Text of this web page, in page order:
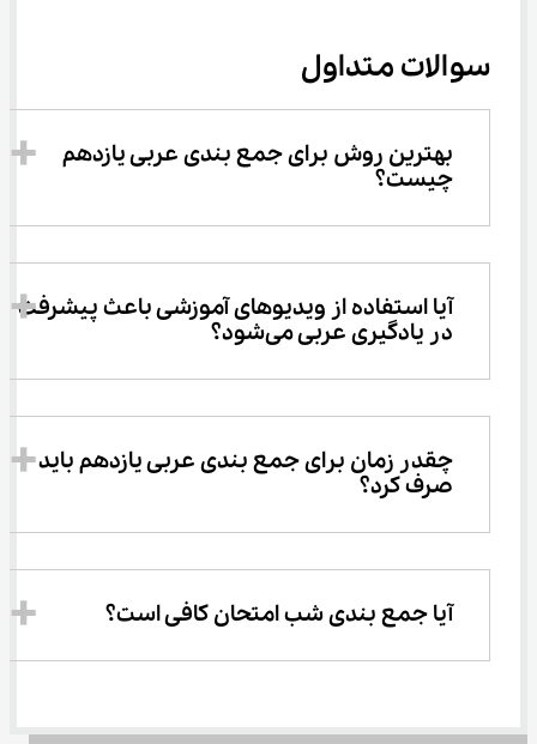
سوالات متداول
بهترین روش برای جمع بندی عربی یازدهم
چیست؟
آیا استفاده از ویدیوهای آموزشی باعث پیشرفت
در یادگیری عربی می‌شود؟
چقدر زمان برای جمع بندی عربی یازدهم باید
صرف کرد؟
آیا جمع بندی شب امتحان کافی است؟